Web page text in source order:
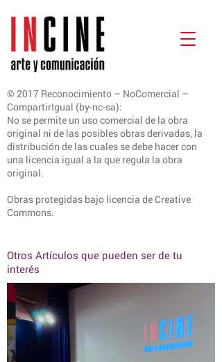
© 2017 Reconocimiento – NoComercial –
CompartirIgual (by-nc-sa):
No se permite un uso comercial de la obra
original ni de las posibles obras derivadas, la
distribución de las cuales se debe hacer con
una licencia igual a la que regula la obra
original.
Obras protegidas bajo licencia de Creative
Commons.
Otros Artículos que pueden ser de tu
interés